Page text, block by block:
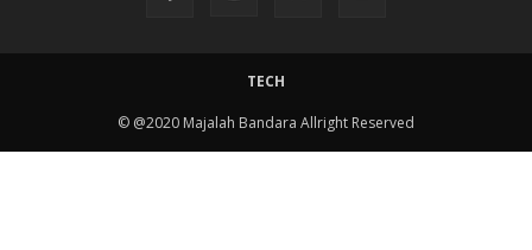
TECH
© @2020 Majalah Bandara Allright Reserved